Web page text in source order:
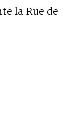
la Rue de